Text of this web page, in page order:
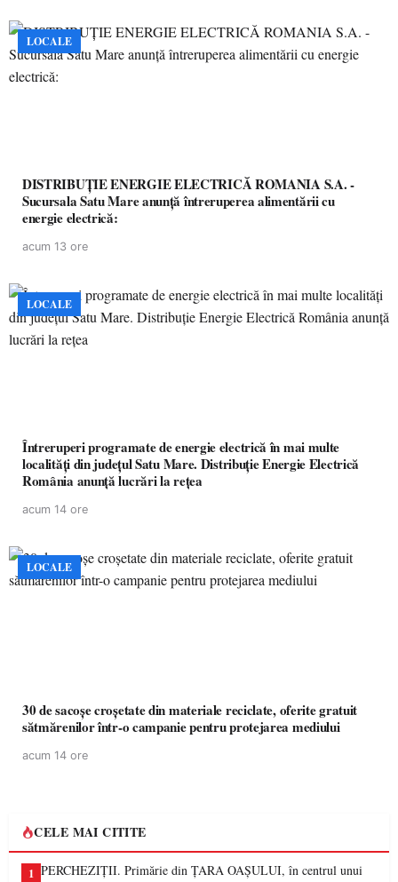
LOCALE
DISTRIBUȚIE ENERGIE ELECTRICĂ ROMANIA S.A. -
Sucursala Satu Mare anunţă întreruperea alimentării cu
energie electrică:
acum 13 ore
LOCALE
Întreruperi programate de energie electrică în mai multe
localități din județul Satu Mare. Distribuție Energie Electrică
România anunță lucrări la rețea
acum 14 ore
LOCALE
30 de sacoșe croșetate din materiale reciclate, oferite gratuit
sătmărenilor într-o campanie pentru protejarea mediului
acum 14 ore
CELE MAI CITITE
1 PERCHEZIȚII. Primărie din ȚARA OAȘULUI, în centrul unui